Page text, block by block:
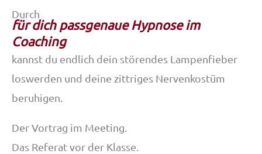
Durch
für dich passgenaue Hypnose im
Coaching
kannst du endlich dein störendes Lampenfieber
loswerden und deine zittriges Nervenkostüm
beruhigen.
Der Vortrag im Meeting.
Das Referat vor der Klasse.